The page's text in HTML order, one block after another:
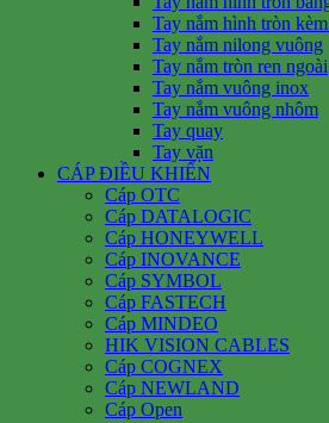
Tay nắm hình tròn kèm
Tay nắm nilong vuông
Tay nắm tròn ren ngoài
Tay nắm vuông inox
Tay nắm vuông nhôm
Tay quay
Tay vặn
CÁP ĐIỀU KHIỂN
Cáp OTC
Cáp DATALOGIC
Cáp HONEYWELL
Cáp INOVANCE
Cáp SYMBOL
Cáp FASTECH
Cáp MINDEO
HIK VISION CABLES
Cáp COGNEX
Cáp NEWLAND
Cáp Open